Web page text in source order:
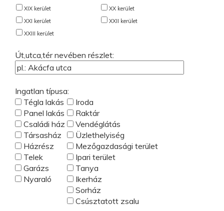
XIX kerület
XX kerület
XXI kerület
XXII kerület
XXIII kerület
Út,utca,tér nevében részlet:
Ingatlan típusa:
Tégla lakás
Panel lakás
Családi ház
Társasház
Házrész
Telek
Garázs
Nyaraló
Iroda
Raktár
Vendéglátás
Üzlethelyiség
Mezőgazdasági terület
Ipari terület
Tanya
Ikerház
Sorház
Csúsztatott zsalu